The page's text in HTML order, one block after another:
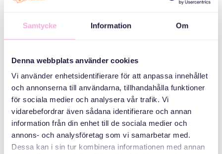
Samtycke Information Om
Denna webbplats använder cookies
Vi använder enhetsidentifierare för att anpassa innehållet
och annonserna till användarna, tillhandahålla funktioner
för sociala medier och analysera vår trafik. Vi
vidarebefordrar även sådana identifierare och annan
information från din enhet till de sociala medier och
annons- och analysföretag som vi samarbetar med.
Dessa kan i sin tur kombinera informationen med annan
Öppna förskolan
دسته بندی ها
جلسات والدین
سازمان دهنده